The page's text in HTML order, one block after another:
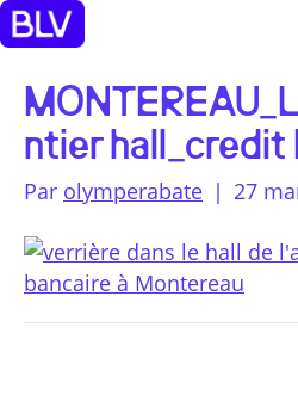
ntier hall_credit
Par olymperabate | 27